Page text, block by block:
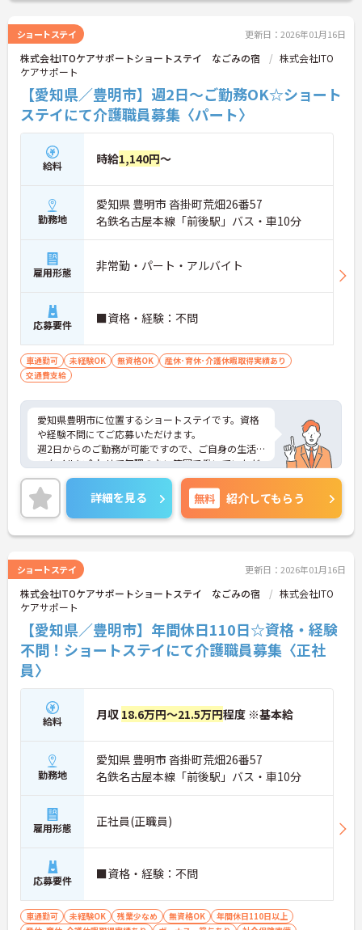
ショートステイ 更新日：2026年01月16日
株式会社ITOケアサポートショートステイ なごみの宿
株式会社ITO
ケアサポート
【愛知県／豊明市】週2日～ご勤務OK☆ショート
ステイにて介護職員募集〈パート〉
給料 時給1,140円～
勤務地
愛知県 豊明市 沓掛町荒畑26番57
名鉄名古屋本線「前後駅」バス・車10分
雇用形態 非常勤・パート・アルバイト
応募要件 ■資格・経験：不問
車通勤可 未経験OK 無資格OK
産休･育休･介護休暇取得実績あり
交通費支給
愛知県豊明市に位置するショートステイです。資格
や経験不問にてご応募いただけます。
週2日からのご勤務が可能ですので、ご自身の生活
スタイルに合わせて無理のない範囲で働いていただ
けます。
ご興味のある方には、面接対策ポイントなど、さら
に詳細をお話しいたしますのでお気軽にご相談くだ
さい！
詳細を見る 無料 紹介してもらう
ショートステイ 更新日：2026年01月16日
株式会社ITOケアサポートショートステイ なごみの宿
株式会社ITO
ケアサポート
【愛知県／豊明市】年間休日110日☆資格・経験
不問！ショートステイにて介護職員募集〈正社
員〉
給料 月収 18.6万円～21.5万円程度 ※基本給
勤務地
愛知県 豊明市 沓掛町荒畑26番57
名鉄名古屋本線「前後駅」バス・車10分
雇用形態 正社員(正職員)
応募要件 ■資格・経験：不問
車通勤可 未経験OK 残業少なめ 無資格OK
年間休日110日以上